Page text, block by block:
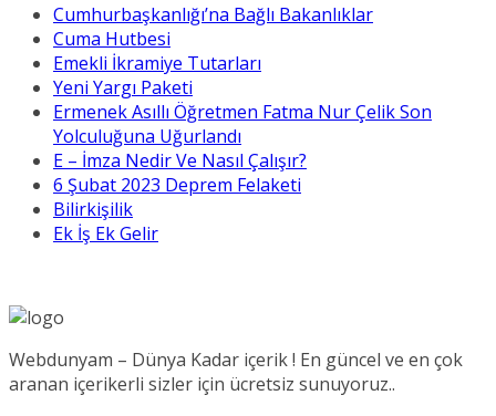
Cumhurbaşkanlığı’na Bağlı Bakanlıklar
Cuma Hutbesi
Emekli İkramiye Tutarları
Yeni Yargı Paketi
Ermenek Asıllı Öğretmen Fatma Nur Çelik Son
Yolculuğuna Uğurlandı
E – İmza Nedir Ve Nasıl Çalışır?
6 Şubat 2023 Deprem Felaketi
Bilirkişilik
Ek İş Ek Gelir
Webdunyam – Dünya Kadar içerik ! En güncel ve en çok
aranan içerikerli sizler için ücretsiz sunuyoruz..